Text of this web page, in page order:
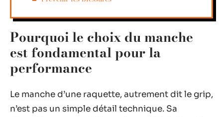
Pourquoi le choix du manche
est fondamental pour la
performance
Le manche d’une raquette, autrement dit le grip,
n’est pas un simple détail technique. Sa